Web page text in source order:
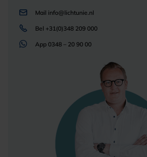
Mail info@lichtunie.nl
Bel +31(0)348 209 000
App 0348 – 20 90 00